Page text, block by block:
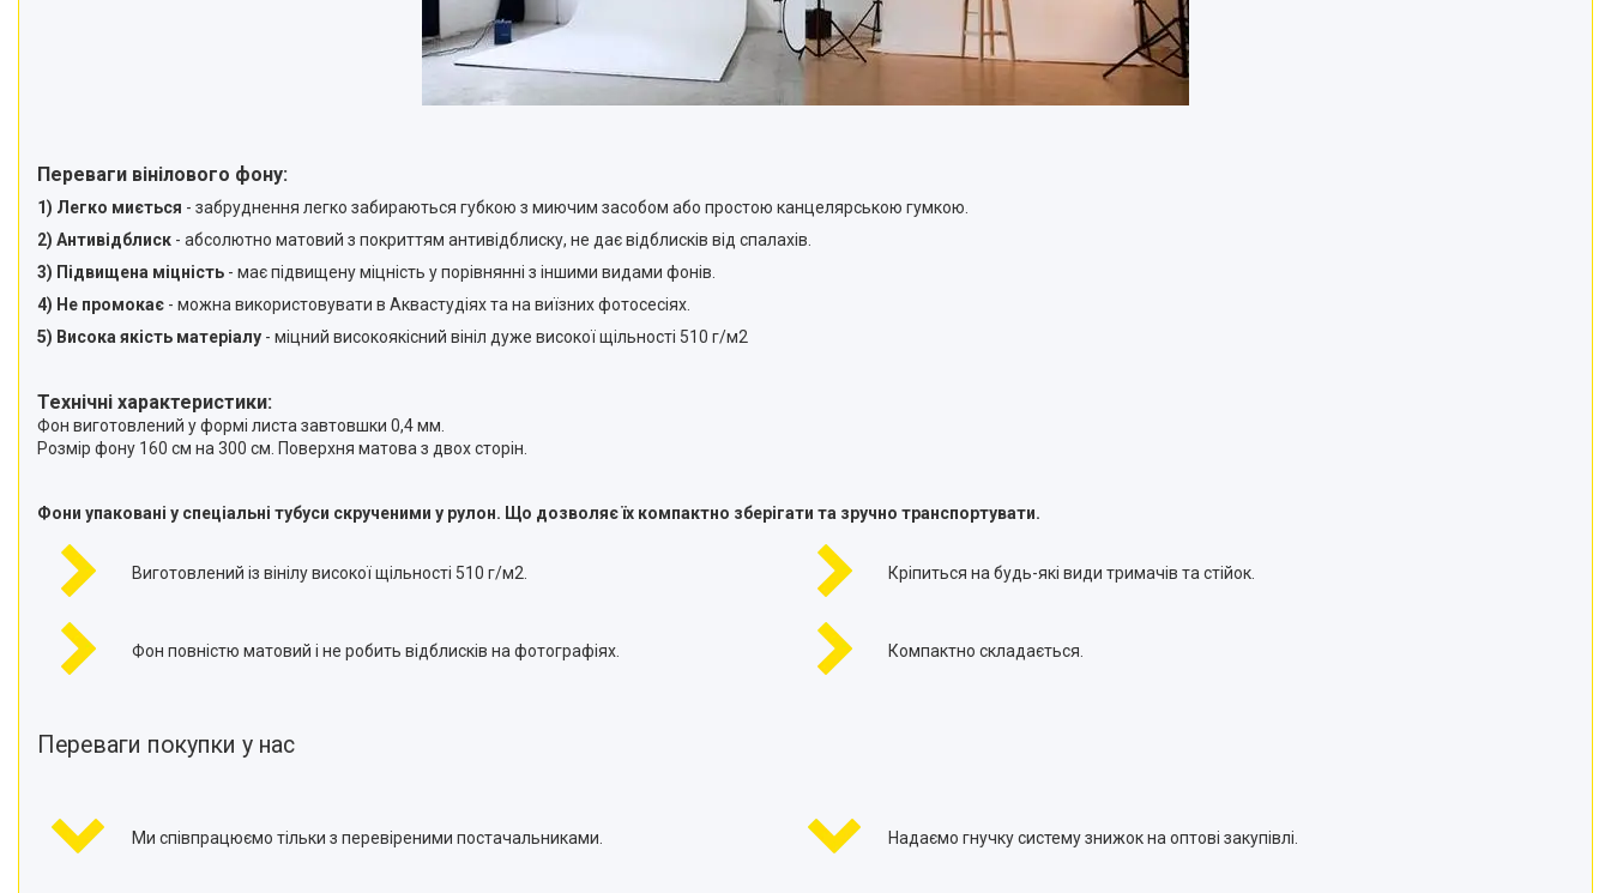
Переваги вінілового фону:
1) Легко миється - забруднення легко забираються губкою з миючим засобом або простою канцелярською гумкою.
2) Антивідблиск - абсолютно матовий з покриттям антивідблиску, не дає відблисків від спалахів.
3) Підвищена міцність - має підвищену міцність у порівнянні з іншими видами фонів.
4) Не промокає - можна використовувати в Аквастудіях та на виїзних фотосесіях.
5) Висока якість матеріалу - міцний високоякісний вініл дуже високої щільності 510 г/м2
Технічні характеристики:
Фон виготовлений у формі листа завтовшки 0,4 мм.
Розмір фону 160 см на 300 см. Поверхня матова з двох сторін.
Фони упаковані у спеціальні тубуси скрученими у рулон. Що дозволяє їх компактно зберігати та зручно транспортувати.
Виготовлений із вінілу високої щільності 510 г/м2.
Фон повністю матовий і не робить відблисків на фотографіях.
Кріпиться на будь-які види тримачів та стійок.
Компактно складається.
Переваги покупки у нас
Ми співпрацюємо тільки з перевіреними постачальниками. Надаємо гнучку систему знижок на оптові закупівлі.